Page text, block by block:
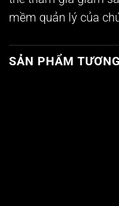
mềm quản lý của
SẢN PHẨM